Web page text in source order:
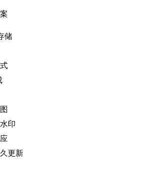
储
印
更新